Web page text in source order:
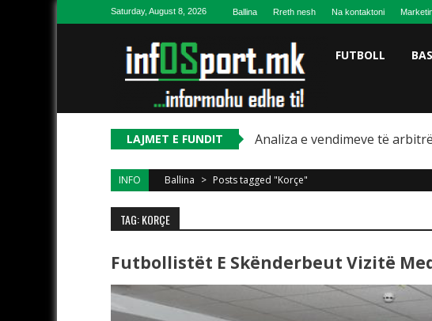
Skip to contentSaturday, August 8, 2026 Ballina Rreth nesh Na kontaktoni
FUTBOLL
LAJMET E FUNDIT Analiza e vendimeve të
INFO Ballina > Posts tagged "Korçe"
TAG: KORÇE
Futbollistët E Skënderbeut Vizitë